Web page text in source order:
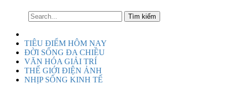
TIÊU ĐIỂM HÔM NAY
ĐỜI SỐNG ĐA CHIỀU
VĂN HÓA GIẢI TRÍ
THẾ GIỚI ĐIỆN ẢNH
NHỊP SỐNG KINH TẾ